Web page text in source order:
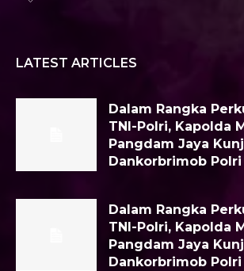
LATEST ARTICLES
Dalam Rangka
TNI-Polri, Kapolda
Pangdam Jaya
Dankorbrimob Polri
Dalam Rangka
TNI-Polri, Kapolda
Pangdam Jaya
Dankorbrimob Polri